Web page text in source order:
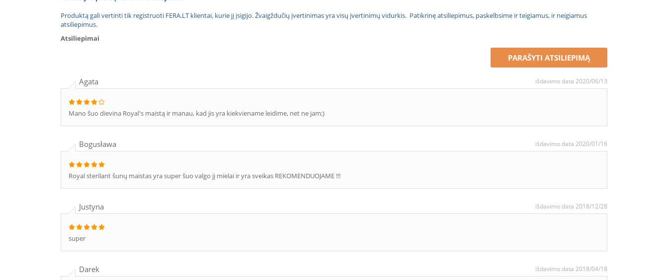
Produktą gali vertinti tik registruoti FERA.LT klientai, kurie jį įsigijo. Žvaigždučių įvertinimas yra visų įvertinimų vidurkis. Patikrinę atsiliepimus, paskelbsime ir teigiamus, ir neigiamus
atsiliepimus.
Atsiliepimai
PARAŠYTI ATSILIEPIMĄ
Agata išdavimo data 2020/06/13
Mano šuo dievina Royal's maistą ir manau, kad jis yra kiekviename leidime, net ne jam;)
Bogusława išdavimo data 2020/01/16
Royal sterilant šunų maistas yra super šuo valgo jį mielai ir yra sveikas REKOMENDUOJAME !!!
Justyna išdavimo data 2018/12/28
super
Darek išdavimo data 2018/04/18